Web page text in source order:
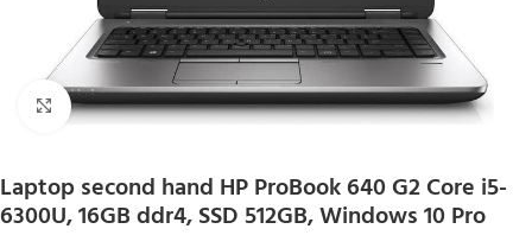
Click to enlarge
Laptop second hand HP ProBook 640 G2 Core i5-
6300U, 16GB ddr4, SSD 512GB, Windows 10 Pro